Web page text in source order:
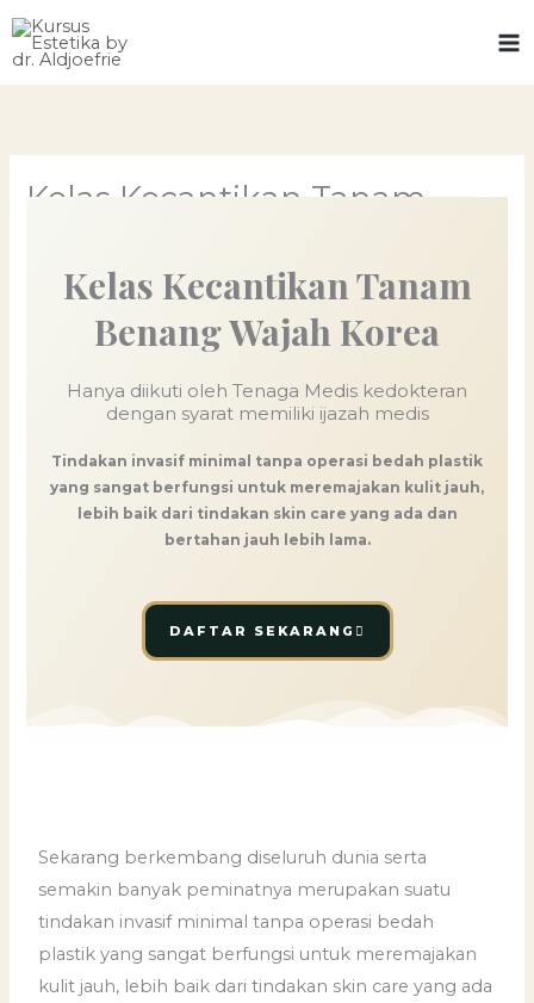
Skip
Kelas Kecantikan Tanam
Kelas Kecantikan Tanam
Benang Wajah Korea
Hanya diikuti oleh Tenaga Medis kedokteran
dengan syarat memiliki ijazah medis
Tindakan invasif minimal tanpa operasi bedah plastik
yang sangat berfungsi untuk meremajakan kulit jauh,
lebih baik dari tindakan skin care yang ada dan
bertahan jauh lebih lama.
DAFTAR SEKARANG
Sekarang berkembang diseluruh dunia serta
semakin banyak peminatnya merupakan suatu
tindakan invasif minimal tanpa operasi bedah
plastik yang sangat berfungsi untuk meremajakan
kulit jauh, lebih baik dari tindakan skin care yang ada